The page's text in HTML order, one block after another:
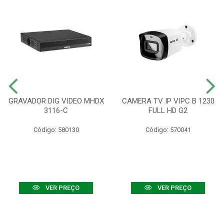
GRAVADOR DIG VIDEO MHDX
3116-C
Código: 580130
VER PREÇO
CAMERA TV IP VIPC B 1230
FULL HD G2
Código: 570041
VER PREÇO